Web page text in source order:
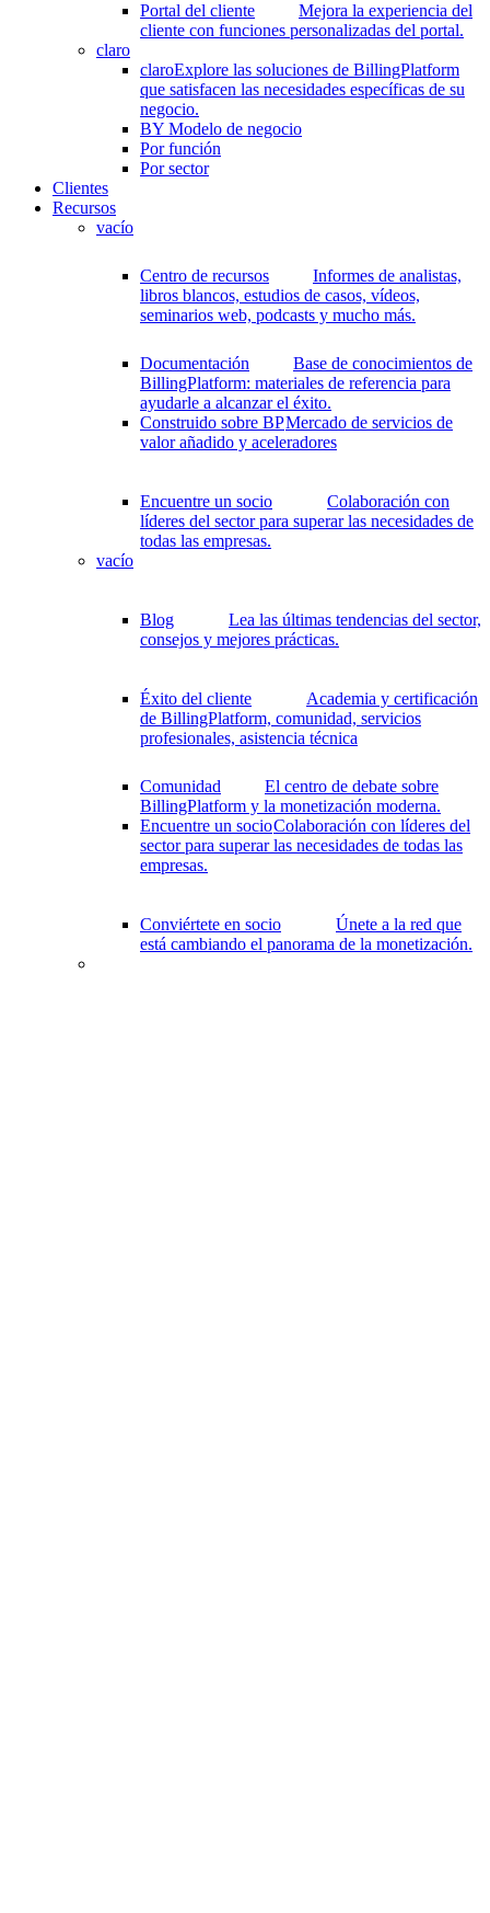
Portal del cliente
Mejora la experiencia del
cliente con funciones personalizadas del portal.
claro
claroExplore las soluciones de BillingPlatform
que satisfacen las necesidades específicas de su
negocio.
BY Modelo de negocio
Por función
Por sector
Clientes
Recursos
vacío
Centro de recursos
Informes de analistas,
libros blancos, estudios de casos, vídeos,
seminarios web, podcasts y mucho más.
Documentación
Base de conocimientos de
BillingPlatform: materiales de referencia para
ayudarle a alcanzar el éxito.
Construido sobre BPMercado de servicios de
valor añadido y aceleradores
Encuentre un socio
Colaboración con
líderes del sector para superar las necesidades de
todas las empresas.
vacío
Blog
Lea las últimas tendencias del sector,
consejos y mejores prácticas.
Éxito del cliente
Academia y certificación
de BillingPlatform, comunidad, servicios
profesionales, asistencia técnica
Comunidad
El centro de debate sobre
BillingPlatform y la monetización moderna.
Encuentre un socioColaboración con líderes del
sector para superar las necesidades de todas las
empresas.
Conviértete en socio
Únete a la red que
está cambiando el panorama de la monetización.